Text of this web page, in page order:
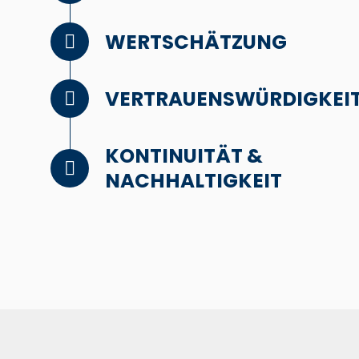
WERTSCHÄTZUNG
KONTINUITÄT &
NACHHALTIGKEIT